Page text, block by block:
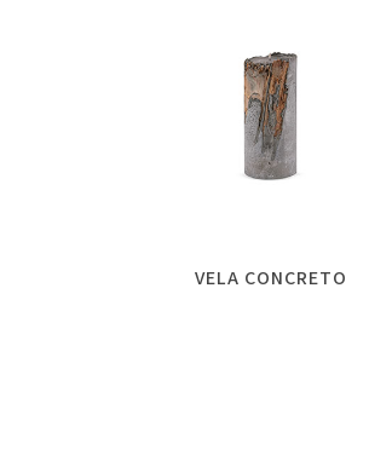
VELA CONCRETO